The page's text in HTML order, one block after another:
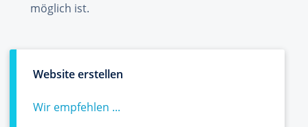
möglich ist.
Website erstellen
Wir empfehlen ...